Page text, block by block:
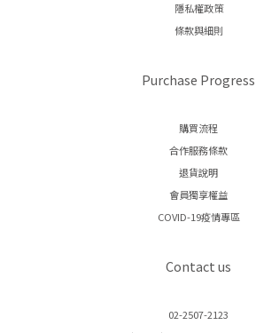
隱私權政策
條款與細則
Purchase Progress
購買流程
合作服務條款
退貨說明
會員獨享權益
COVID-19疫情專區
Contact us
02-2507-2123